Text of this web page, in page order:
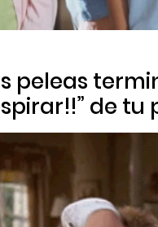
peleas
de tu